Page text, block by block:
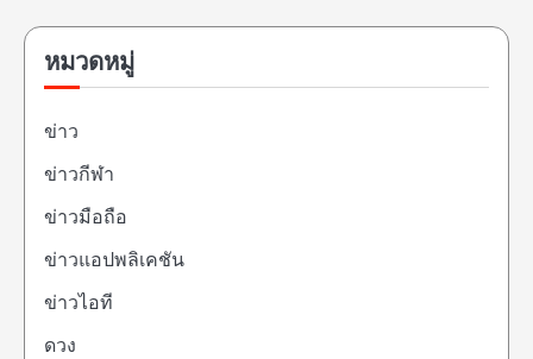
หมวดหมู่
ข่าว
ข่าวกีฬา
ข่าวมือถือ
ข่าวแอปพลิเคชัน
ข่าวไอที
ดวง